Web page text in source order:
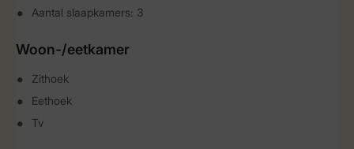
Aantal slaapkamers: 3
Woon-/eetkamer
Zithoek
Eethoek
Tv